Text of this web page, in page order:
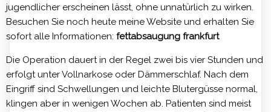
jugendlicher erscheinen lässt, ohne unnatürlich zu wirken.
Besuchen Sie noch heute meine Website und erhalten Sie
sofort alle Informationen: fettabsaugung frankfurt
Die Operation dauert in der Regel zwei bis vier Stunden und
erfolgt unter Vollnarkose oder Dämmerschlaf. Nach dem
Eingriff sind Schwellungen und leichte Blutergüsse normal,
klingen aber in wenigen Wochen ab. Patienten sind meist